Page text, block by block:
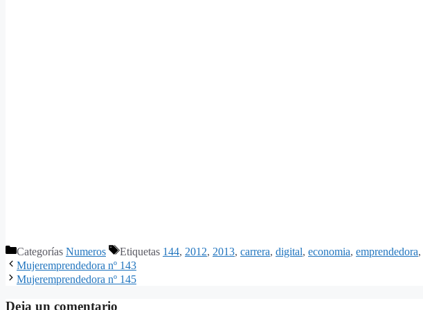
Categorías Numeros Etiquetas 144, 2012, 2013, carrera, digital, economia, emprendedora,
Mujeremprendedora nº 143
Mujeremprendedora nº 145
Deja un comentario